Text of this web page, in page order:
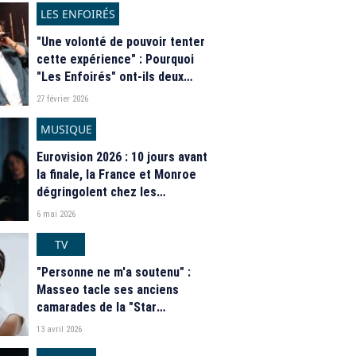
LES ENFOIRÉS
"Une volonté de pouvoir tenter
cette expérience" : Pourquoi
"Les Enfoirés" ont-ils deux
hymnes cette année ?
27 février 2026
MUSIQUE
Eurovision 2026 : 10 jours avant
la finale, la France et Monroe
dégringolent chez les
bookmakers
6 mai 2026
TV
"Personne ne m'a soutenu" :
Masseo tacle ses anciens
camarades de la "Star
Academy"
13 avril 2026